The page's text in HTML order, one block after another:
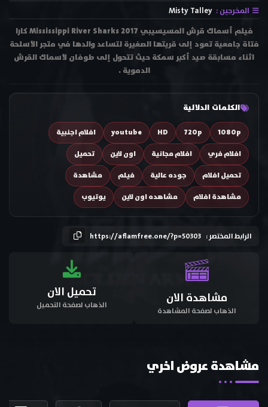
المخرجين : Misty Talley
فيلم أسماك قرش المسيسيبي Mississippi River Sharks 2017 كارا
فتاة جامعية تعود إلى قريتها الصغيرة لتساعد والدها في متجر الأسلحة
اثناء مسابقة صيد أكبر سمكة حيث تتحول إلى طوفان لأسماك القرش
الدموية .
الكلمات الدلالية
1080p
720p
HD
youtube
افلام اجنبية
افلام فري
افلام مجانية اون لاين
تحميل
تحميل افلام
جوده عالية فيلم
مشاهدة
مشاهدة افلام
مشاهده اون لاين يوتيوب
الرابط المختصر : https://aflamfree.one/?p=50303
مشاهدة الان
الذهاب لصفحة المشاهدة
تحميل الان
الذهاب لصفحة التحميل
مشاهدة عروض اخري